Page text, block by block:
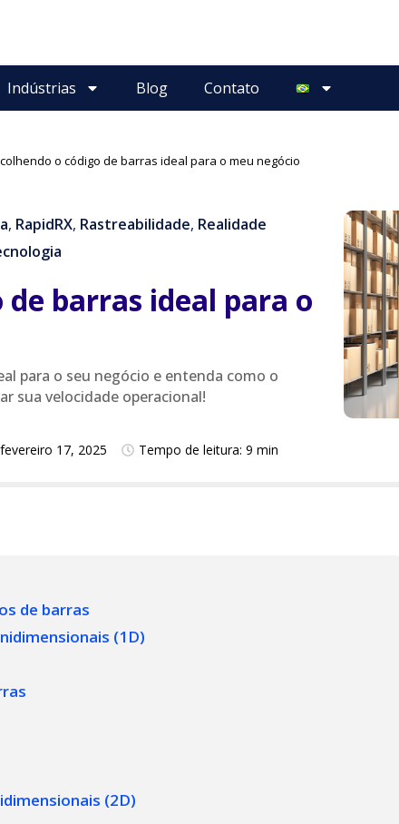
Indústrias Blog Contato
o código de barras ideal para o meu negócio
, RapidRX, Rastreabilidade, Realidade
de barras ideal para o
para o seu negócio e entenda como o
sua velocidade operacional!
fevereiro 17, 2025 Tempo de leitura: 9 min
de barras
(1D)
(2D)